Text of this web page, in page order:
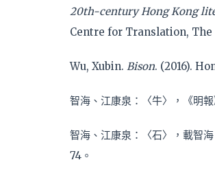
20th-century Hong Kong
Centre for Translation, The
Wu, Xubin. Bison. (2016).
智海、江康泉：〈牛〉，《明
智海、江康泉：〈石〉，載智
74。